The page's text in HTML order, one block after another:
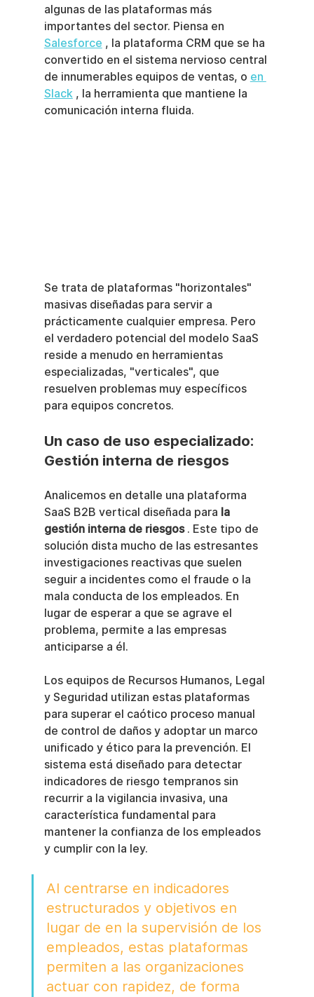
algunas de las plataformas más
importantes del sector. Piensa en
Salesforce , la plataforma CRM que se ha
convertido en el sistema nervioso central
de innumerables equipos de ventas, o en
Slack , la herramienta que mantiene la
comunicación interna fluida.
Se trata de plataformas "horizontales"
masivas diseñadas para servir a
prácticamente cualquier empresa. Pero
el verdadero potencial del modelo SaaS
reside a menudo en herramientas
especializadas, "verticales", que
resuelven problemas muy específicos
para equipos concretos.
Un caso de uso especializado:
Gestión interna de riesgos
Analicemos en detalle una plataforma
SaaS B2B vertical diseñada para la
gestión interna de riesgos . Este tipo de
solución dista mucho de las estresantes
investigaciones reactivas que suelen
seguir a incidentes como el fraude o la
mala conducta de los empleados. En
lugar de esperar a que se agrave el
problema, permite a las empresas
anticiparse a él.
Los equipos de Recursos Humanos, Legal
y Seguridad utilizan estas plataformas
para superar el caótico proceso manual
de control de daños y adoptar un marco
unificado y ético para la prevención. El
sistema está diseñado para detectar
indicadores de riesgo tempranos sin
recurrir a la vigilancia invasiva, una
característica fundamental para
mantener la confianza de los empleados
y cumplir con la ley.
Al centrarse en indicadores
estructurados y objetivos en
lugar de en la supervisión de los
empleados, estas plataformas
permiten a las organizaciones
actuar con rapidez, de forma